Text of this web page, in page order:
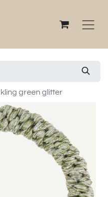
green glitter